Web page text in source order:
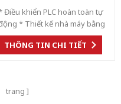
Điều khiển PLC hoàn toàn tự
* Thiết kế nhà máy bằng
carton sóng hoàn chỉnh từ
máy cắt giấy, quạt thổi bằng bìa
THÔNG TIN CHI TIẾT
trang